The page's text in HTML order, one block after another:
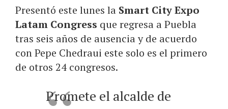
Presentó este lunes la Smart City Expo
Latam Congress que regresa a Puebla
tras seis años de ausencia y de acuerdo
con Pepe Chedraui este solo es el primero
de otros 24 congresos.
Promete el alcalde de